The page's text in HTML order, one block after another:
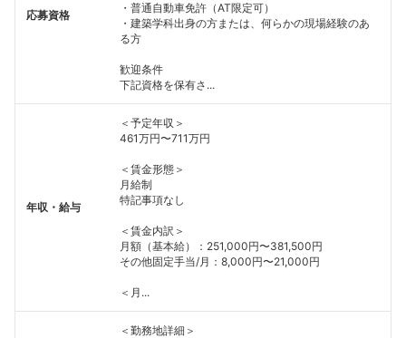
応募資格
・普通自動車免許（AT限定可）
・建築学科出身の方または、何らかの現場経験のあ
る方
歓迎条件
下記資格を保有さ...
年収・給与
＜予定年収＞
461万円〜711万円
＜賃金形態＞
月給制
特記事項なし
＜賃金内訳＞
月額（基本給）：251,000円〜381,500円
その他固定手当/月：8,000円〜21,000円
＜月...
＜勤務地詳細＞